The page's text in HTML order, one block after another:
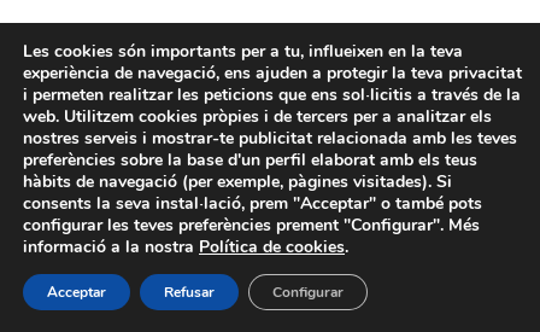
Les cookies són importants per a tu, influeixen en la teva
experiència de navegació, ens ajuden a protegir la teva privacitat
i permeten realitzar les peticions que ens sol·licitis a través de la
web. Utilitzem cookies pròpies i de tercers per a analitzar els
nostres serveis i mostrar-te publicitat relacionada amb les teves
preferències sobre la base d'un perfil elaborat amb els teus
hàbits de navegació (per exemple, pàgines visitades). Si
consents la seva instal·lació, prem "Acceptar" o també pots
configurar les teves preferències prement "Configurar". Més
informació a la nostra Política de cookies.
Acceptar Refusar Configurar